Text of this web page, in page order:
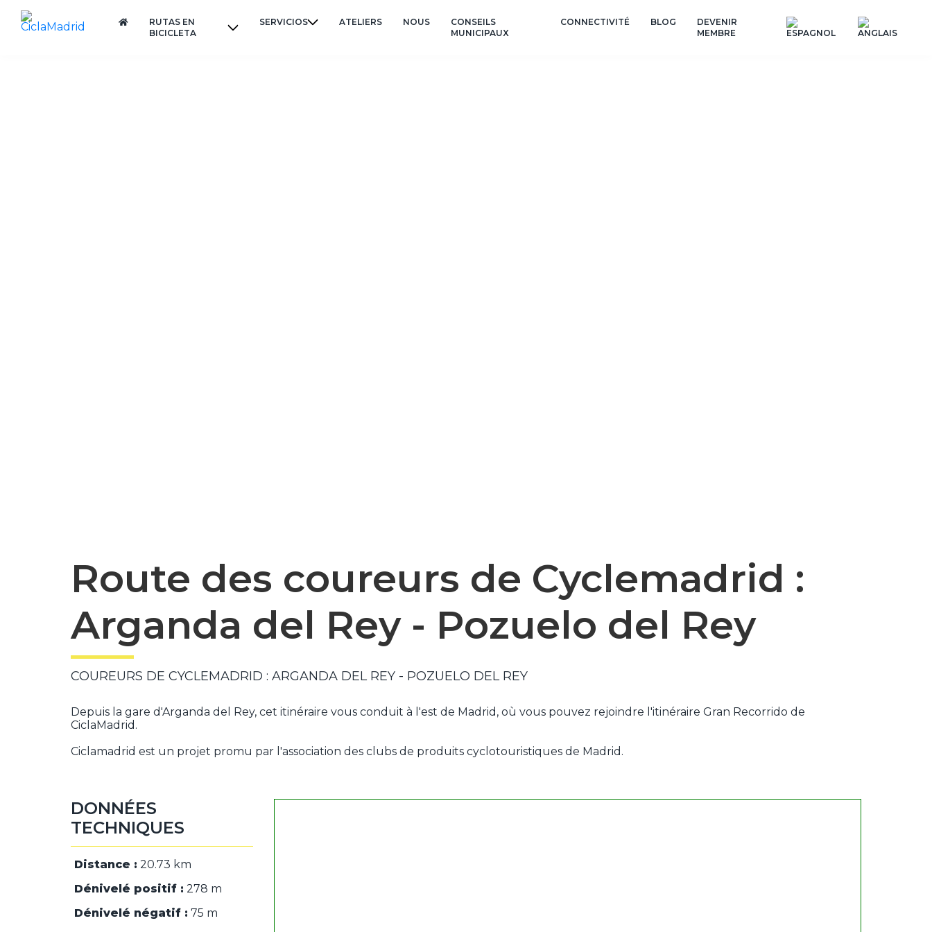
RUTAS EN
BICICLETA
SERVICIOS ATELIERS NOUS
CONSEILS
MUNICIPAUX
CONNECTIVITÉ BLOG
DEVENIR
MEMBRE
Route des coureurs de Cyclemadrid :
Arganda del Rey - Pozuelo del Rey
COUREURS DE CYCLEMADRID : ARGANDA DEL REY - POZUELO DEL REY
Depuis la gare d'Arganda del Rey, cet itinéraire vous conduit à l'est de Madrid, où vous pouvez rejoindre l'itinéraire Gran Recorrido de
CiclaMadrid.
Ciclamadrid est un projet promu par l'association des clubs de produits cyclotouristiques de Madrid.
DONNÉES
TECHNIQUES
Distance : 20.73 km
Dénivelé positif : 278 m
Dénivelé négatif : 75 m